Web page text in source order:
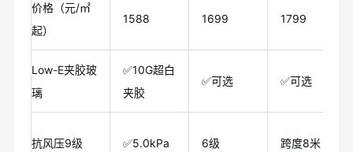
价格（元/㎡
起）
1588 1699 1799
Low-E夹胶玻
璃
✅10G超白
夹胶
✅可选 ✅可选
抗风压9级 ✅5.0kPa 6级 跨度8米